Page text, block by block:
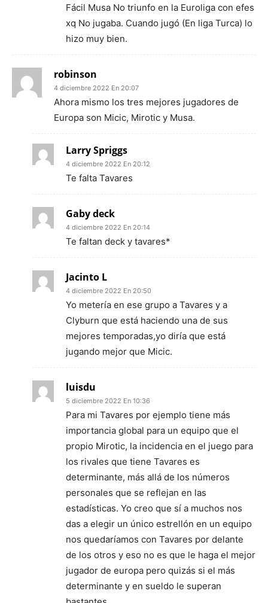
Fácil Musa No triunfo en la Euroliga con efes
xq No jugaba. Cuando jugó (En liga Turca) lo
hizo muy bien.
robinson
4 diciembre 2022 En 20:07
Ahora mismo los tres mejores jugadores de
Europa son Micic, Mirotic y Musa.
Larry Spriggs
4 diciembre 2022 En 20:12
Te falta Tavares
Gaby deck
4 diciembre 2022 En 20:14
Te faltan deck y tavares*
Jacinto L
4 diciembre 2022 En 20:50
Yo metería en ese grupo a Tavares y a
Clyburn que está haciendo una de sus
mejores temporadas,yo diría que está
jugando mejor que Micic.
luisdu
5 diciembre 2022 En 10:36
Para mi Tavares por ejemplo tiene más
importancia global para un equipo que el
propio Mirotic, la incidencia en el juego para
los rivales que tiene Tavares es
determinante, más allá de los números
personales que se reflejan en las
estadísticas. Yo creo que sí a muchos nos
das a elegir un único estrellón en un equipo
nos quedaríamos con Tavares por delante
de los otros y eso no es que le haga el mejor
jugador de europa pero quizás si el más
determinante y en sueldo le superan